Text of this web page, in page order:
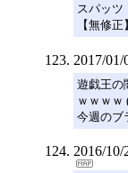
スパッツ
【無修
2017/01/
遊戯王の
ｗｗｗｗ
今週のブ
2016/10/